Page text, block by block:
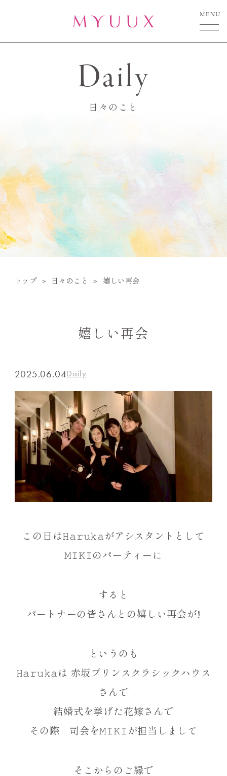
MENU
Daily
日々のこと
トップ 日々のこと 嬉しい再会
嬉しい再会
2025.06.04Daily
この日は𝙷𝚊𝚛𝚞𝚔𝚊がアシスタントとして
𝙼𝙸𝙺𝙸のパーティーに
すると
パートナーの皆さんとの嬉しい再会が!
というのも
𝙷𝚊𝚛𝚞𝚔𝚊は 赤坂プリンスクラシックハウス
さんで
結婚式を挙げた花嫁さんで
その際 司会を𝙼𝙸𝙺𝙸が担当しまして
そこからのご縁で